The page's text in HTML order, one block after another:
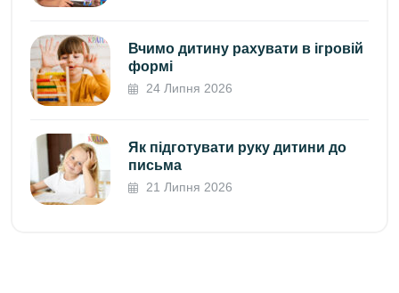
Вчимо дитину рахувати в ігровій
формі
24 Липня 2026
Як підготувати руку дитини до
письма
21 Липня 2026